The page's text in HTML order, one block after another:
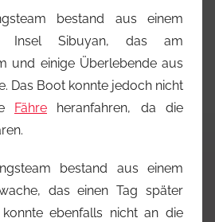
bestand aus einem
Insel Sibuyan, das am
und einige Überlebende aus
Das Boot konnte jedoch nicht
Fähre heranfahren, da die
bestand aus einem
das einen Tag später
ebenfalls nicht an die